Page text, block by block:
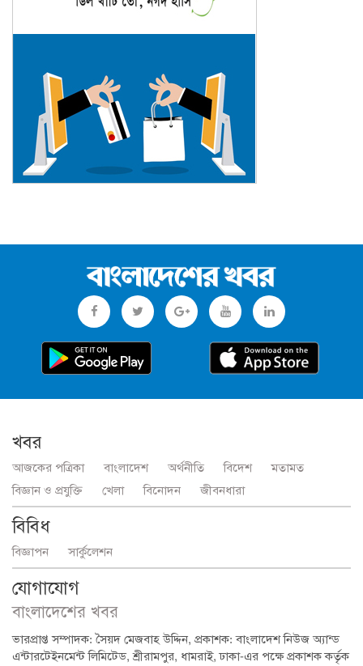
খবর
আজকের পত্রিকা বাংলাদেশ অর্থনীতি বিদেশ
মতামত
বিজ্ঞান ও প্রযুক্তি
খেলা বিনোদন জীবনধারা
বিবিধ
বিজ্ঞাপন সার্কুলেশন
যোগাযোগ
বাংলাদেশের খবর
ভারপ্রাপ্ত সম্পাদক: সৈয়দ মেজবাহ উদ্দিন, প্রকাশক: বাংলাদেশ নিউজ অ্যান্ড
এন্টারটেইনমেন্ট লিমিটেড, শ্রীরামপুর, ধামরাই, ঢাকা-এর পক্ষে প্রকাশক কর্তৃক